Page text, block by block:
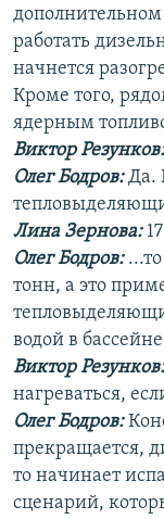
дополнительном
работать
начнется
Кроме того,
ядерным
Виктор Резунков:
Олег Бодров:Да.
Лина Зернова:
Олег Бодров:...то
тонн, а это
водой в
Виктор Резунков:
нагреваться,
Олег Бодров:
прекращается,
то начинает
сценарий,